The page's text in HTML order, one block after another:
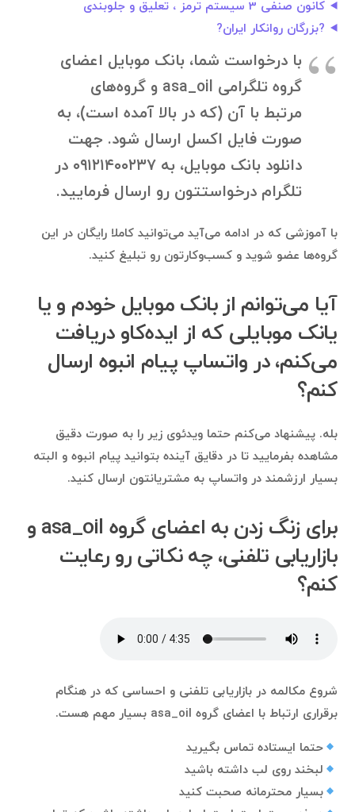
کانون صنفی 3 سیستم ترمز ، تعلیق و جلوبندی
?بزرگان روانكار ايران?
با درخواست شما، بانک موبایل اعضای
گروه تلگرامی asa_oil و گروه‌های
مرتبط با آن (که در بالا آمده است)، به
صورت فایل اکسل ارسال شود. جهت
دانلود بانک موبایل، به ۰۹۱۲۱۴۰۰۲۳۷ در
تلگرام درخواستتون رو ارسال فرمایید.
با آموزشی که در ادامه می‌آید می‌توانید کاملا رایگان در این
گروه‌ها عضو شوید و کسب‌وکارتون رو تبلیغ کنید.
آیا می‌توانم از بانک موبایل خودم و یا
یانک موبایلی که از ایده‌کاو دریافت
می‌کنم، در واتساپ پیام انبوه ارسال
کنم؟
بله. پیشنهاد می‌کنم حتما ویدئوی زیر را به صورت دقیق
مشاهده بفرمایید تا در دقایق آینده بتوانید پیام انبوه و البته
بسیار ارزشمند در واتساپ به مشتریانتون ارسال کنید.
برای زنگ زدن به اعضای گروه asa_oil و
بازاریابی تلفنی، چه نکاتی رو رعایت
کنم؟
شروع مکالمه در بازاریابی تلفنی و احساسی که در هنگام
برقراری ارتباط با اعضای گروه asa_oil بسیار مهم هست.
حتما ایستاده تماس بگیرید
لبخند روی لب داشته باشید
بسیار محترمانه صحبت کنید